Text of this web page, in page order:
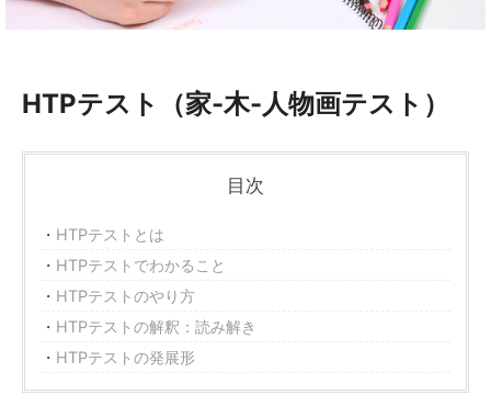
HTPテスト（家-木-人物画テスト）
目次
HTPテストとは
HTPテストでわかること
HTPテストのやり方
HTPテストの解釈：読み解き
HTPテストの発展形